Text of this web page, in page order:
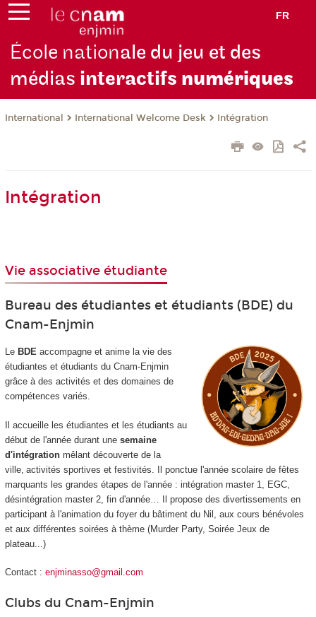
FR
École nationale du jeu et des
médias interactifs numériques
International International Welcome Desk Intégration
Intégration
Vie associative étudiante
Bureau des étudiantes et étudiants (BDE) du
Cnam-Enjmin
Le BDE accompagne et anime la vie des
étudiantes et étudiants du Cnam-Enjmin
grâce à des activités et des domaines de
compétences variés.
Il accueille les étudiantes et les étudiants au
début de l'année durant unesemaine
d'intégrationmêlant découverte de la
ville, activités sportives et festivités. Il ponctue l'année scolaire de fêtes
marquants les grandes étapes de l'année : intégration master 1, EGC,
désintégration master 2, fin d'année… Il propose des divertissements en
participant à l'animation du foyer du bâtiment du Nil, aux cours bénévoles
et aux différentes soirées à thème (Murder Party, Soirée Jeux de
plateau...)
Contact : enjminasso@gmail.com
Clubs du Cnam-Enjmin